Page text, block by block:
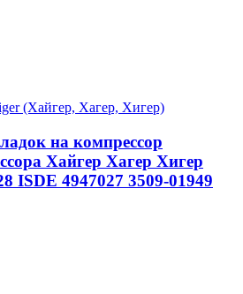
(Хайгер, Хагер, Хигер)
на компрессор
Хайгер Хагер Хигер
ISDE 4947027 3509-01949